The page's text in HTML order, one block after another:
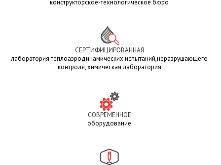
конструкторское-технологическое бюро
СЕРТИФИЦИРОВАННАЯ
лаборатория теплоаэродинамических испытаний,неразрушающего
контроля, химическая лаборатория
СОВРЕМЕННОЕ
оборудование